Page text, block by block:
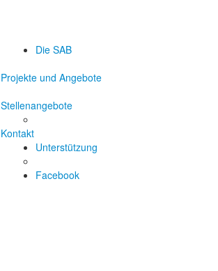
Die SAB
Projekte und Angebote
Stellenangebote
Kontakt
Unterstützung
Facebook